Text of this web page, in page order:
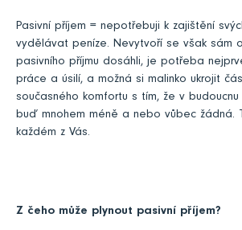
Pasivní příjem = nepotřebuji k zajištění
vydělávat peníze. Nevytvoří se však sám
pasivního příjmu dosáhli, je potřeba
práce a úsilí, a možná si malinko ukrojit
současného komfortu s tím, že v
buď mnohem méně a nebo vůbec žádná.
každém z Vás.
Z čeho může plynout pasivní příjem?